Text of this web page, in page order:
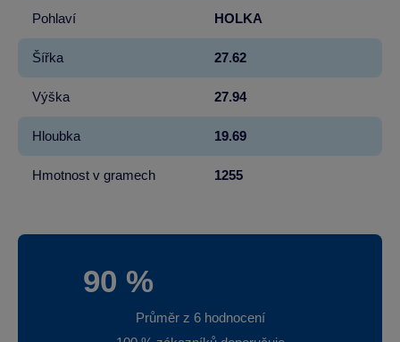
Pohlaví HOLKA
Šířka 27.62
Výška 27.94
Hloubka 19.69
Hmotnost v gramech 1255
90 %
Průměr z 6 hodnocení